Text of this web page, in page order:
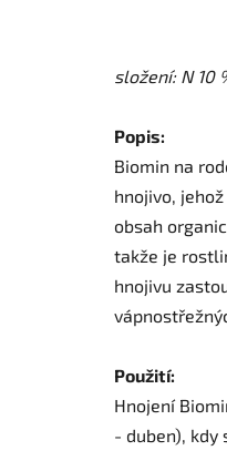
složení: N 10
Popis:
Biomin na
hnojivo,
obsah
takže je
hnojivu
Použití:
Hnojení
- duben), kdy